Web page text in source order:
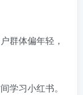
群体偏年轻，
学习小红书。